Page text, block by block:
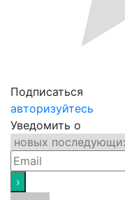
Подписаться
авторизуйтесь
Уведомить о